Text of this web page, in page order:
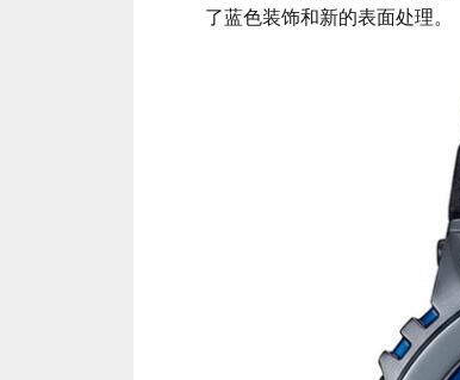
了蓝色装饰和新的表面处理。